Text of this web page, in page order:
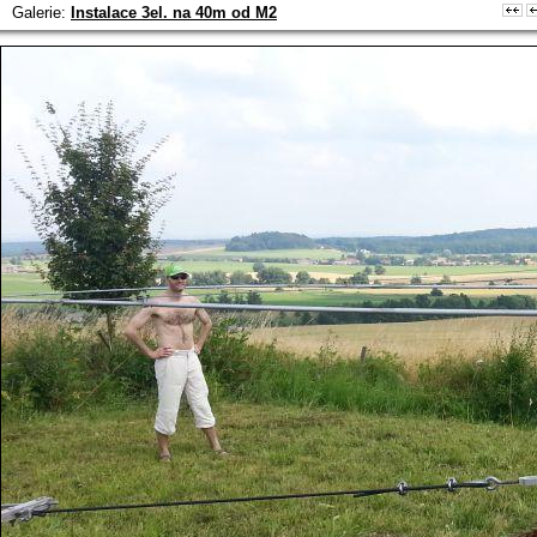
Galerie: Instalace 3el. na 40m od M2